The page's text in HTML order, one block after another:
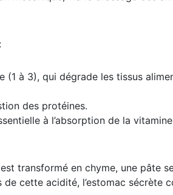
(1 à 3), qui dégrade les tissus
des protéines.
à l’absorption de la
transformé en chyme, une pâte
cette acidité, l’estomac sécrète